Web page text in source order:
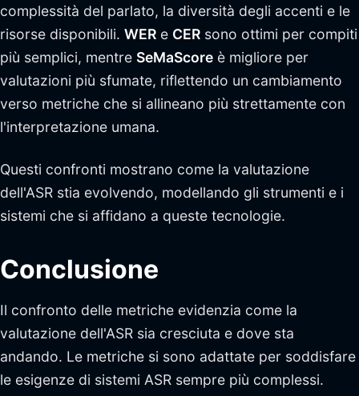
complessità del parlato, la diversità degli accenti e le
risorse disponibili. WER e CER sono ottimi per compiti
più semplici, mentre SeMaScore è migliore per
valutazioni più sfumate, riflettendo un cambiamento
verso metriche che si allineano più strettamente con
l'interpretazione umana.
Questi confronti mostrano come la valutazione
dell'ASR stia evolvendo, modellando gli strumenti e i
sistemi che si affidano a queste tecnologie.
Conclusione
Il confronto delle metriche evidenzia come la
valutazione dell'ASR sia cresciuta e dove sta
andando. Le metriche si sono adattate per soddisfare
le esigenze di sistemi ASR sempre più complessi.